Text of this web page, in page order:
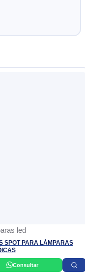
led
SPOT PARA LÁMPARAS
Consultar